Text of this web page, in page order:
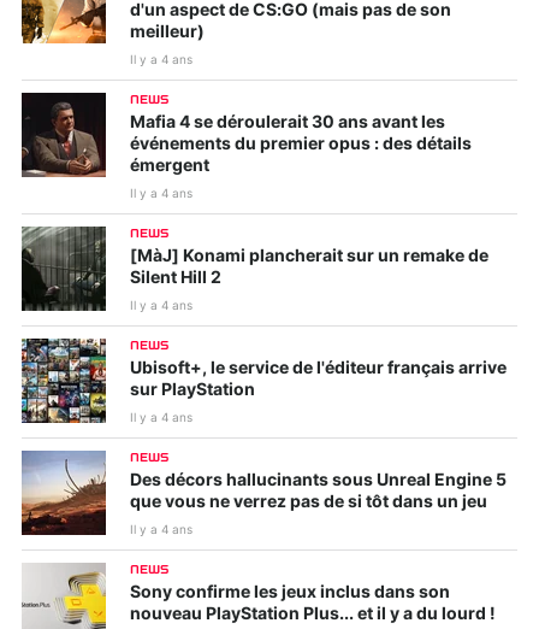
d'un aspect de CS:GO (mais pas de son
meilleur)
Il y a 4 ans
NEWS
Mafia 4 se déroulerait 30 ans avant les
événements du premier opus : des détails
émergent
Il y a 4 ans
NEWS
[MàJ] Konami plancherait sur un remake de
Silent Hill 2
Il y a 4 ans
NEWS
Ubisoft+, le service de l'éditeur français arrive
sur PlayStation
Il y a 4 ans
NEWS
Des décors hallucinants sous Unreal Engine 5
que vous ne verrez pas de si tôt dans un jeu
Il y a 4 ans
NEWS
Sony confirme les jeux inclus dans son
nouveau PlayStation Plus... et il y a du lourd !